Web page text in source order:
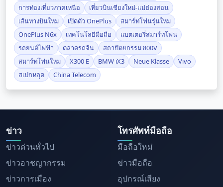
การท่องเที่ยวภาคเหนือ
เที่ยวบินเชียงใหม่-แม่ฮ่องสอน
เส้นทางบินใหม่
เปิดตัว OnePlus
สมาร์ทโฟนรุ่นใหม่
OnePlus N6x
เทคโนโลยีมือถือ
แบตเตอรี่สมาร์ทโฟน
รถยนต์ไฟฟ้า
ตลาดรถจีน
สถาปัตยกรรม 800V
สมาร์ทโฟนใหม่
X300 E BMW iX3 Neue Klasse
Vivo
สเปกหลุด
China Telecom
ข่าว
ข่าวด่วนทั่วไป
ข่าวอาชญากรรม
ข่าวการเมือง
โทรศัพท์มือถือ
มือถือใหม่
ข่าวมือถือ
อุปกรณ์เสียง